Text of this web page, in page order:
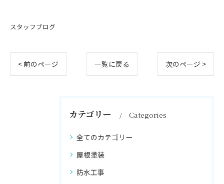
スタッフブログ
< 前のページ 一覧に戻る 次のページ >
カテゴリー Categories
全てのカテゴリー
屋根塗装
防水工事